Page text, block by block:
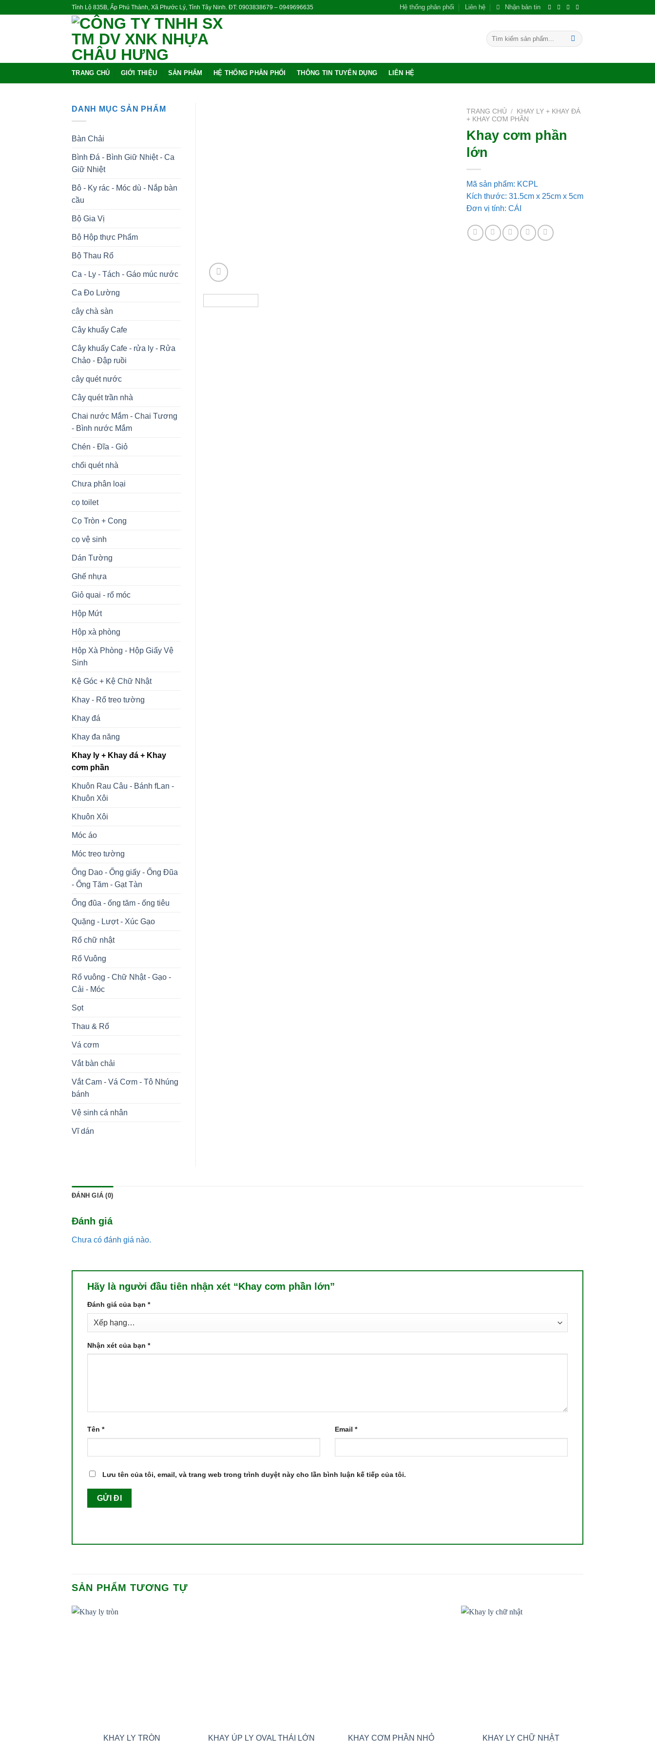
Tỉnh Lộ 835B, Ấp Phú Thành, Xã Phước Lý, Tỉnh Tây Ninh. ĐT: 0903838679 – 0949696635 Hệ thống phân phối Liên hệ Nhận bản tin
Tìm
kiếm:
TRANG CHỦ GIỚI THIỆU SẢN PHẨM HỆ THỐNG PHÂN PHỐI THÔNG TIN TUYỂN DỤNG LIÊN HỆ
TRANG CHỦ /
KHAY LY + KHAY ĐÁ
+ KHAY CƠM PHẦN
Khay cơm phần
lớn
Mã sản phẩm: KCPL
Kích thước: 31.5cm x 25cm x 5cm
Đơn vị tính: CÁI
DANH MỤC SẢN PHẨM
Bàn Chải
Bình Đá - Bình Giữ Nhiệt - Ca
Giữ Nhiệt
Bô - Ky rác - Móc dù - Nắp bàn
cầu
Bộ Gia Vị
Bộ Hộp thực Phẩm
Bộ Thau Rổ
Ca - Ly - Tách - Gáo múc nước
Ca Đo Lường
cây chà sàn
Cây khuấy Cafe
Cây khuấy Cafe - rửa ly - Rửa
Chảo - Đập ruồi
cây quét nước
Cây quét trần nhà
Chai nước Mắm - Chai Tương
- Bình nước Mắm
Chén - Đĩa - Giỏ
chổi quét nhà
Chưa phân loại
cọ toilet
Cọ Tròn + Cong
cọ vệ sinh
Dán Tường
Ghế nhựa
Giỏ quai - rổ móc
Hộp Mứt
Hộp xà phòng
Hộp Xà Phòng - Hộp Giấy Vệ
Sinh
Kệ Góc + Kệ Chữ Nhật
Khay - Rổ treo tường
Khay đá
Khay đa năng
Khay ly + Khay đá + Khay
cơm phần
Khuôn Rau Câu - Bánh fLan -
Khuôn Xôi
Khuôn Xôi
Móc áo
Móc treo tường
Ống Dao - Ống giấy - Ống Đũa
- Ống Tăm - Gạt Tàn
Ống đũa - ống tăm - ống tiêu
Quặng - Lượt - Xúc Gạo
Rổ chữ nhật
Rổ Vuông
Rổ vuông - Chữ Nhật - Gạo -
Cải - Móc
Sọt
Thau & Rổ
Vá cơm
Vắt bàn chải
Vắt Cam - Vá Cơm - Tô Nhúng
bánh
Vệ sinh cá nhân
Vĩ dán
ĐÁNH GIÁ (0)
Đánh giá
Chưa có đánh giá nào.
Hãy là người đầu tiên nhận xét “Khay cơm phần lớn”
Đánh giá của bạn *
Nhận xét của bạn *
Tên * Email *
Lưu tên của tôi, email, và trang web trong trình duyệt này cho lần bình luận kế tiếp của tôi.
SẢN PHẨM TƯƠNG TỰ
KHAY LY TRÒN KHAY ÚP LY OVAL THÁI LỚN KHAY CƠM PHẦN NHỎ KHAY LY CHỮ NHẬT